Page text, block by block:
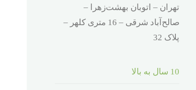
تهران – اتوبان بهشت‌زهرا –
صالح‌آباد شرقی – 16 متری کلهر –
پلاک 32
10 سال به بالا